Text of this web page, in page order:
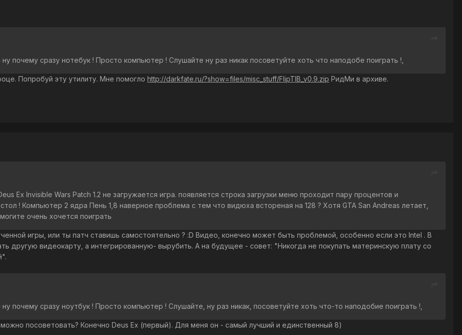
почему сразу нотебук ! Просто компьютер ! Слушайте ну раз никак посоветуйте хоть что наподобе поиграть !,
Попробуй эту утилиту. Мне помогло http://darkfate.ru/?show=files/misc_stuff/FlipTIB_v0.9.zip РидМи в архиве.
Ex Invisible Wars Patch 1.2 не загружается игра. появляется строка загрузки меню проходит пару процентов и
! Компьютер 2 ядра Пень 1,8 наверное проблема с тем что видюха встореная на 128 ? Хотя GTA San Andreas летает,
очень хочется поиграть
игры, или ты патч ставишь самостоятельно ? :D Видео, конечно может быть проблемой, особенно если это Intel . В
другую видеокарту, а интегрированную- вырубить. А на будущее - совет: "Никогда не покупать материнскую плату со
почему сразу ноутбук ! Просто компьютер ! Слушайте, ну раз никак, посоветуйте хоть что-то наподобие поиграть !,
посоветовать? Конечно Deus Ex (первый). Для меня он - самый лучший и единственный 8)